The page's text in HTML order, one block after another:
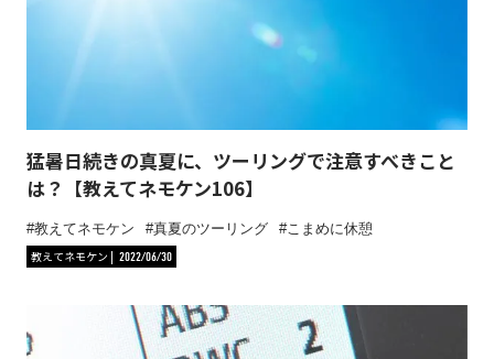
猛暑日続きの真夏に、ツーリングで注意すべきこと
は？【教えてネモケン106】
教えてネモケン 真夏のツーリング
こまめに休憩
教えてネモケン
2022/06/30